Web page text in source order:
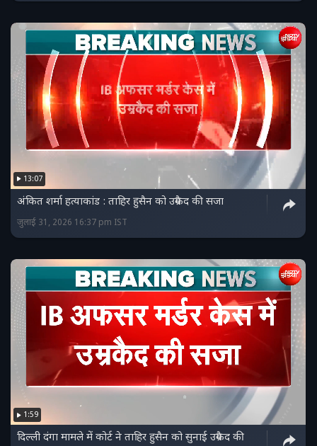
13:07
अंकित शर्मा हत्याकांड : ताहिर हुसैन को उम्रकैद की सजा
जुलाई 31, 2026 16:37 pm IST
1:59
दिल्ली दंगा मामले में कोर्ट ने ताहिर हुसैन को सुनाई उम्रकैद की